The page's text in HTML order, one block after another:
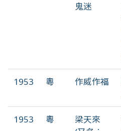
鬼迷
1953 粵 作威作福
1953 粵
梁天來